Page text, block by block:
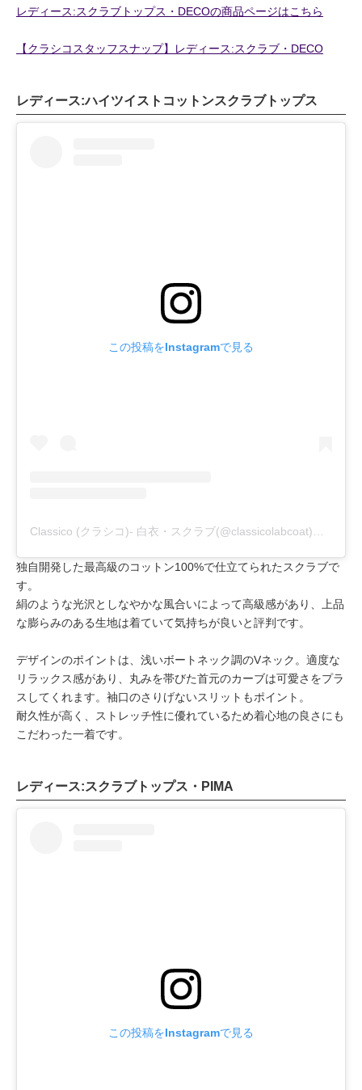
レディース:スクラブトップス・DECOの商品ページはこちら
【クラシコスタッフスナップ】レディース:スクラブ・DECO
レディース:ハイツイストコットンスクラブトップス
この投稿をInstagramで見る
独自開発した最高級のコットン100%で仕立てられたスクラブで
す。
絹のような光沢としなやかな風合いによって高級感があり、上品
な膨らみのある生地は着ていて気持ちが良いと評判です。
デザインのポイントは、浅いボートネック調のVネック。適度な
リラックス感があり、丸みを帯びた首元のカーブは可愛さをプラ
スしてくれます。袖口のさりげないスリットもポイント。
耐久性が高く、ストレッチ性に優れているため着心地の良さにも
こだわった一着です。
レディース:スクラブトップス・PIMA
この投稿をInstagramで見る